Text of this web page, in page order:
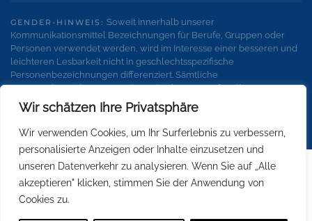
Wir schätzen Ihre Privatsphäre
Wir verwenden Cookies, um Ihr Surferlebnis zu verbessern,
personalisierte Anzeigen oder Inhalte einzusetzen und
unseren Datenverkehr zu analysieren. Wenn Sie auf „Alle
akzeptieren" klicken, stimmen Sie der Anwendung von
Cookies zu.
GENDER-HINWEIS: Soweit innerhalb unserer
Kommunikationsmittel Bezeichnungen für Berufe, Gruppen oder
Personen verwendet werden, wird im Interesse einer besseren und
leichteren Lesbarkeit nicht in geschlechtsspezifische
Personenbezeichnungen differenziert. Sämtliche
Personenbezeichnungen gelten gleichermaßen für alle
Geschlechter.